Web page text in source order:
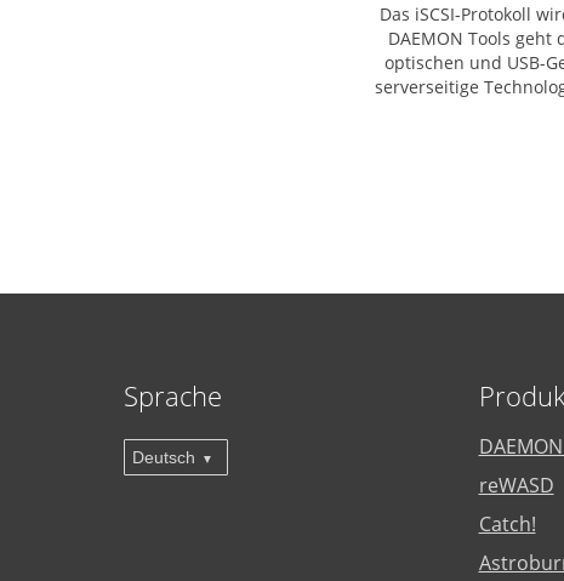
Das iSCSI-Protokoll
DAEMON Tools
optischen und USB-
serverseitige
Sprache
Deutsch
reWASD
Catch!